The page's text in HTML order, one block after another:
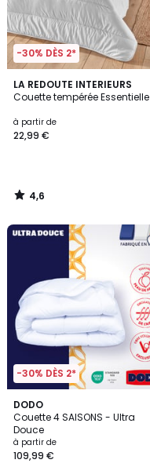
-30% DÈS 2*
LA REDOUTE INTERIEURS
Couette tempérée Essentielle
à partir de
22,99 €
4,6
/ 5
4,6
/
-30% DÈS 2*
DODO
Couette 4 SAISONS - Ultra
Douce
à partir de
109,99 €
4,6
/ 5